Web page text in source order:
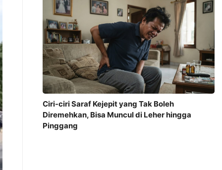
Ciri-ciri Saraf Kejepit yang Tak Boleh
Diremehkan, Bisa Muncul di Leher hingga
Pinggang